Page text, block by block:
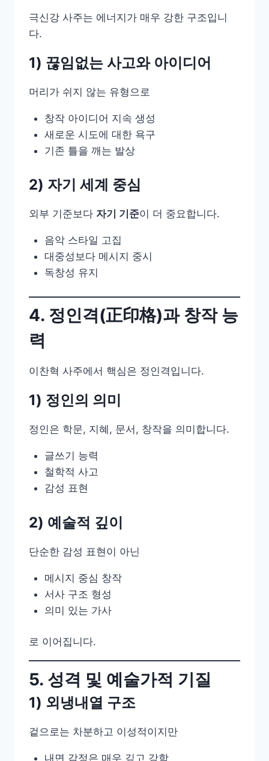
극신강 사주는 에너지가 매우 강한 구조입니
다.
1) 끊임없는 사고와 아이디어
머리가 쉬지 않는 유형으로
창작 아이디어 지속 생성
새로운 시도에 대한 욕구
기존 틀을 깨는 발상
2) 자기 세계 중심
외부 기준보다 자기 기준이 더 중요합니다.
음악 스타일 고집
대중성보다 메시지 중시
독창성 유지
4. 정인격(正印格)과 창작 능
력
이찬혁 사주에서 핵심은 정인격입니다.
1) 정인의 의미
정인은 학문, 지혜, 문서, 창작을 의미합니다.
글쓰기 능력
철학적 사고
감성 표현
2) 예술적 깊이
단순한 감성 표현이 아닌
메시지 중심 창작
서사 구조 형성
의미 있는 가사
로 이어집니다.
5. 성격 및 예술가적 기질
1) 외냉내열 구조
겉으로는 차분하고 이성적이지만
내면 감정은 매우 깊고 강함